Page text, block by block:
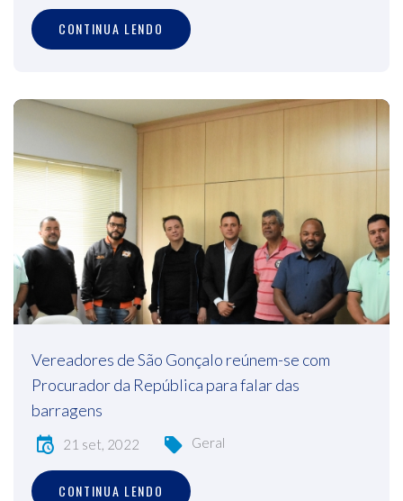
CONTINUA LENDO
Vereadores de São Gonçalo reúnem-se com
Procurador da República para falar das
barragens
21 set, 2022 Geral
CONTINUA LENDO